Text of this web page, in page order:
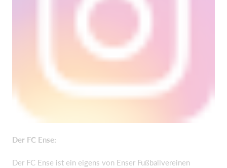
Der FC Ense:
Der FC Ense ist ein eigens von Enser Fußballvereinen